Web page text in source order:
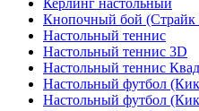
Кнопочный бой (Страйк
Настольный теннис
Настольный теннис 3D
Настольный теннис
Настольный футбол
Настольный футбол